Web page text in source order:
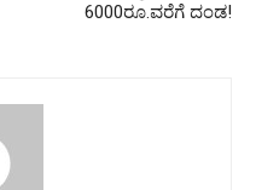
6000ರೂ.ವರೆಗೆ ದಂಡ!